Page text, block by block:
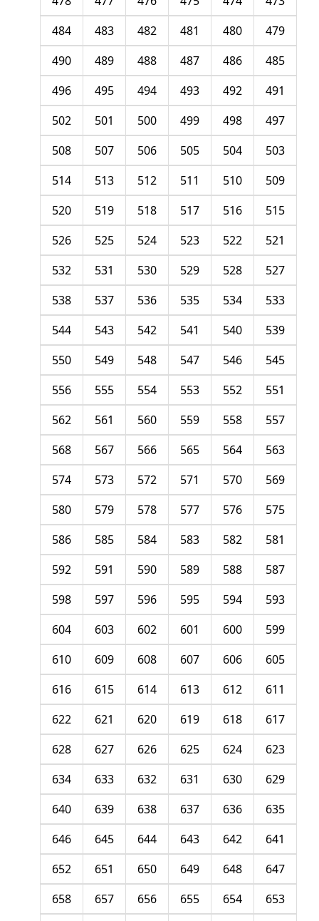
479
480
481
482
483
484
485
486
487
488
489
490
491
492
493
494
495
496
497
498
499
500
501
502
503
504
505
506
507
508
509
510
511
512
513
514
515
516
517
518
519
520
521
522
523
524
525
526
527
528
529
530
531
532
533
534
535
536
537
538
539
540
541
542
543
544
545
546
547
548
549
550
551
552
553
554
555
556
557
558
559
560
561
562
563
564
565
566
567
568
569
570
571
572
573
574
575
576
577
578
579
580
581
582
583
584
585
586
587
588
589
590
591
592
593
594
595
596
597
598
599
600
601
602
603
604
605
606
607
608
609
610
611
612
613
614
615
616
617
618
619
620
621
622
623
624
625
626
627
628
629
630
631
632
633
634
635
636
637
638
639
640
641
642
643
644
645
646
647
648
649
650
651
652
653
654
655
656
657
658